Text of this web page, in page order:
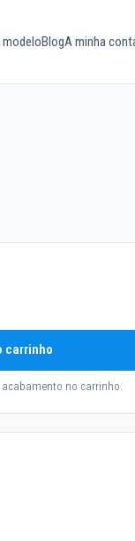
modeloBlogA minha
carrinho
no carrinho.